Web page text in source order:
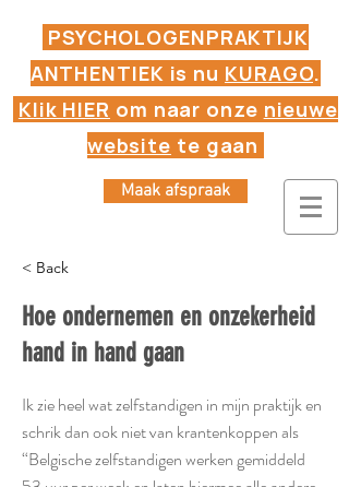
Maak afspraak
PSYCHOLOGENPRAKTIJK
ANTHENTIEK is nu KURAGO.
Klik HIER om naar onze nieuwe
website te gaan
< Back
Hoe ondernemen en onzekerheid
hand in hand gaan
Ik zie heel wat zelfstandigen in mijn praktijk en
schrik dan ook niet van krantenkoppen als
“Belgische zelfstandigen werken gemiddeld